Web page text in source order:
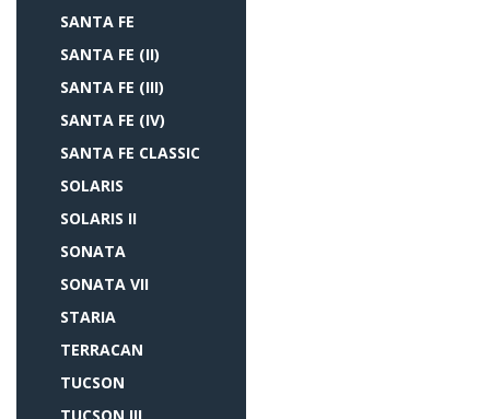
SANTA FE
SANTA FE (II)
SANTA FE (III)
SANTA FE (IV)
SANTA FE CLASSIC
SOLARIS
SOLARIS II
SONATA
SONATA VII
STARIA
TERRACAN
TUCSON